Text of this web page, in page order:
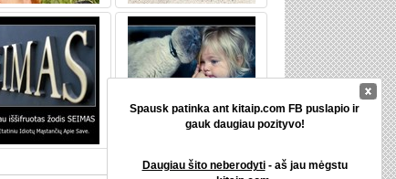
Spausk patinka ant kitaip.com FB puslapio ir
gauk daugiau pozityvo!
Daugiau šito neberodyti- aš jau mėgstu